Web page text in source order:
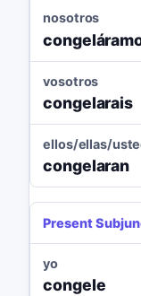
nosotros
vosotros
congelarais
ellos/ellas/
congelaran
Present
yo
congele